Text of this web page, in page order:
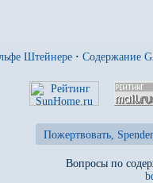
Штейнере · Содержание
Пожертвовать,
Вопросы по